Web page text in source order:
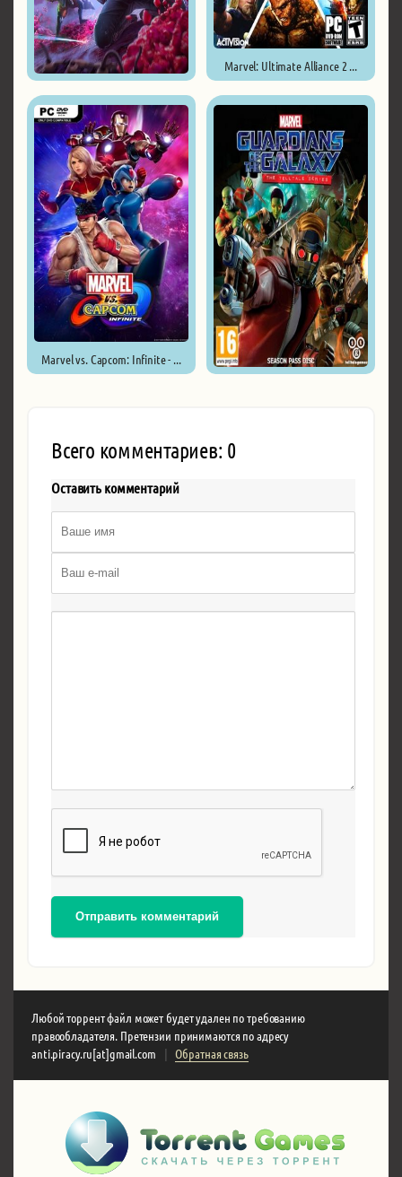
Marvel: Ultimate Alliance 2 ...
Marvel vs. Capcom: Infinite - ...
Всего комментариев: 0
Оставить комментарий
Отправить комментарий
Любой торрент файл может будет удален по требованию
правообладателя. Претензии принимаются по адресу
anti.piracy.ru[at]gmail.com
| Обратная связь